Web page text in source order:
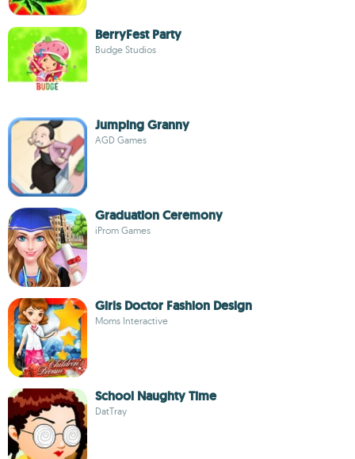
BerryFest Party
Budge Studios
Jumping Granny
AGD Games
Graduation Ceremony
iProm Games
Girls Doctor Fashion Design
Moms Interactive
School Naughty Time
DatTray